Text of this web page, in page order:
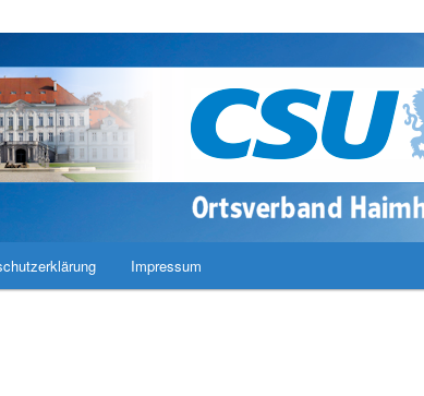
Impressum